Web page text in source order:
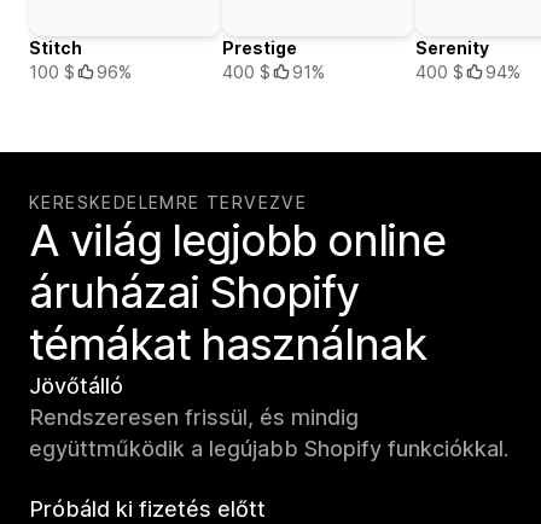
Stitch
100 $
96%
Prestige
400 $
91%
Serenity
400 $
94%
KERESKEDELEMRE TERVEZVE
A világ legjobb online
áruházai Shopify
témákat használnak
Jövőtálló
Rendszeresen frissül, és mindig
együttműködik a legújabb Shopify funkciókkal.
Próbáld ki fizetés előtt